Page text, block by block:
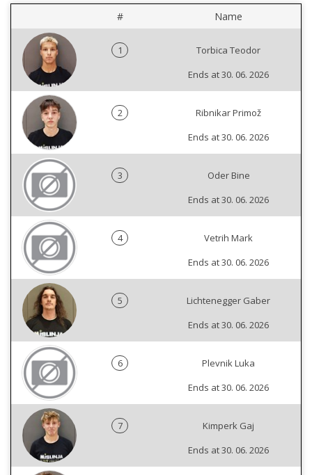
# Name
1
Torbica Teodor
Ends at 30. 06. 2026
2
Ribnikar Primož
Ends at 30. 06. 2026
3
Oder Bine
Ends at 30. 06. 2026
4
Vetrih Mark
Ends at 30. 06. 2026
5
Lichtenegger Gaber
Ends at 30. 06. 2026
6
Plevnik Luka
Ends at 30. 06. 2026
7
Kimperk Gaj
Ends at 30. 06. 2026